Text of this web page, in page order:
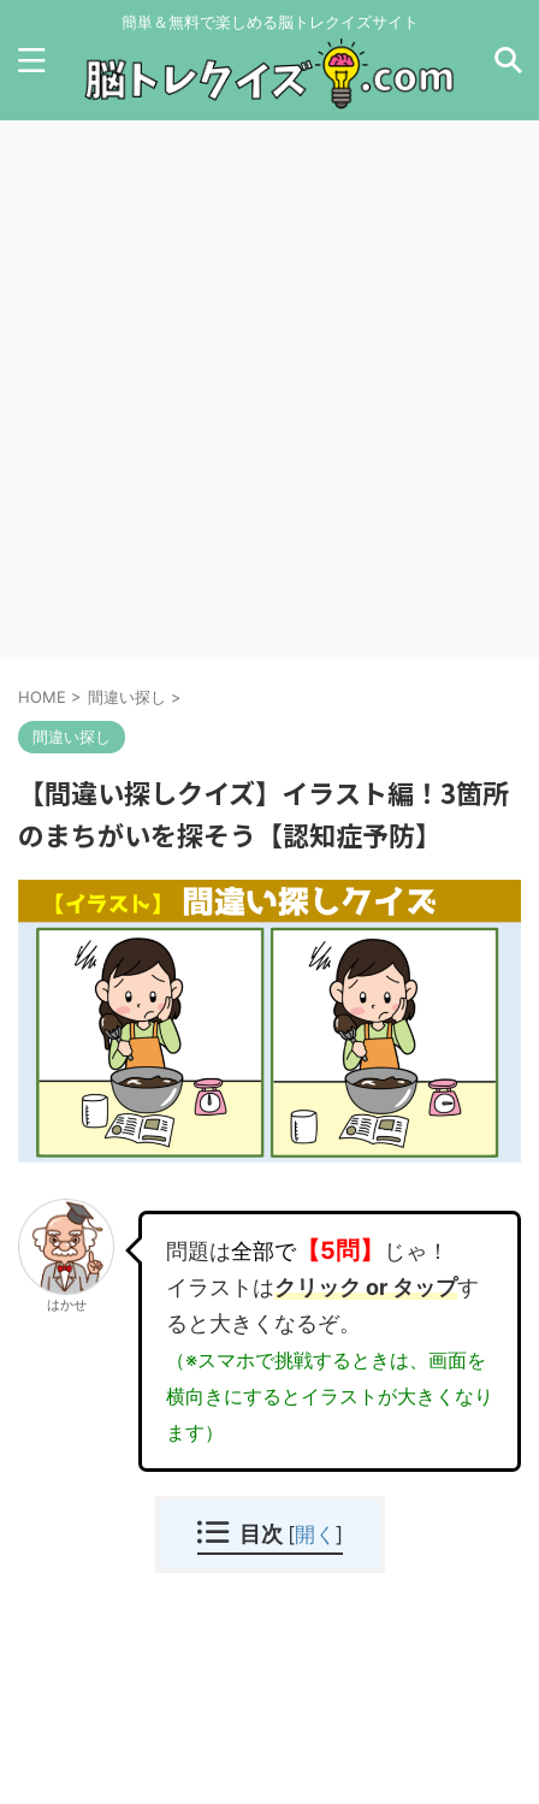
簡単＆無料で楽しめる脳トレクイズサイト
HOME > 間違い探し >
間違い探し
【間違い探しクイズ】イラスト編！3箇所
のまちがいを探そう【認知症予防】
はかせ
問題は全部で【5問】
じゃ！
イラストはクリック or タップす
ると大きくなるぞ。
（※スマホで挑戦するときは、画面を
横向きにするとイラストが大きくなり
ます）
目次 [開く ]